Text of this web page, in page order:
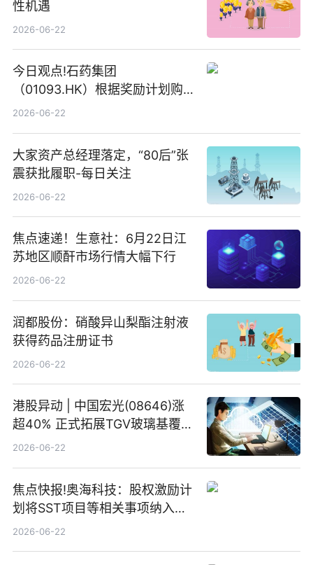
性机遇
2026-06-22
今日观点!石药集团
（01093.HK）根据奖励计划购
回580万股
2026-06-22
大家资产总经理落定，“80后”张
震获批履职-每日关注
2026-06-22
焦点速递！生意社：6月22日江
苏地区顺酐市场行情大幅下行
2026-06-22
润都股份：硝酸异山梨酯注射液
获得药品注册证书
2026-06-22
港股异动 | 中国宏光(08646)涨
超40% 正式拓展TGV玻璃基覆铜
板新材料业务
2026-06-22
焦点快报!奥海科技：股权激励计
划将SST项目等相关事项纳入专
项业务发展考核指标
2026-06-22